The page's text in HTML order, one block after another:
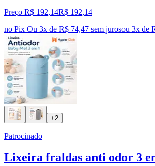
Preço R$ 192,14R$ 192,14
no Pix Ou 3x de R$ 74,47 sem jurosou 3x de
+2
Patrocinado
Lixeira fraldas anti odor 3